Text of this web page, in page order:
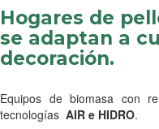
Hogares de
se adaptan a
decoración.
Equipos de biomasa con
tecnologías AIR e HIDRO.